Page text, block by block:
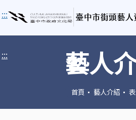
:::
::: 藝人
首頁 藝人介紹